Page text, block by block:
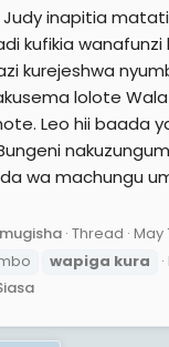
Judy inapitia
kufikia wanafunzi
kurejeshwa
lolote
Leo hii baada
wa machungu
Thread May
wapiga kura